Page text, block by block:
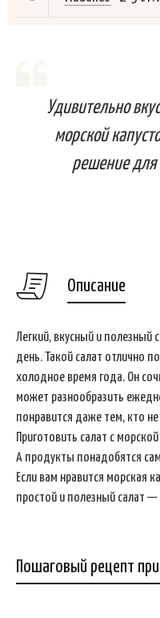
Удивительно
морской
решение
Описание
Легкий, вкусный и полезный
день. Такой салат отлично
холодное время года. Он
может разнообразить
понравится даже тем, кто
Приготовить салат с
А продукты понадобятся
Если вам нравится морская
простой и полезный салат
Пошаговый рецепт